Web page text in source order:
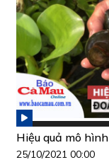
Hiệu quả mô
25/10/2021 00:00